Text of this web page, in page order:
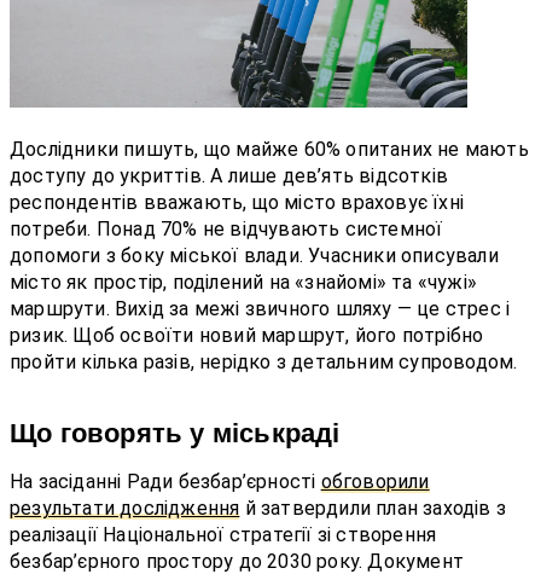
Дослідники пишуть, що майже 60% опитаних не мають
доступу до укриттів. А лише дев’ять відсотків
респондентів вважають, що місто враховує їхні
потреби. Понад 70% не відчувають системної
допомоги з боку міської влади. Учасники описували
місто як простір, поділений на «знайомі» та «чужі»
маршрути. Вихід за межі звичного шляху — це стрес і
ризик. Щоб освоїти новий маршрут, його потрібно
пройти кілька разів, нерідко з детальним супроводом.
Що говорять у міськраді
На засіданні Ради безбар’єрності обговорили
результати дослідження й затвердили план заходів з
реалізації Національної стратегії зі створення
безбар’єрного простору до 2030 року. Документ